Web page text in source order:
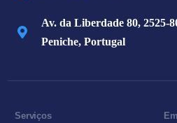
Av. da Liberdade 80, 2525-
Peniche, Portugal
Serviços